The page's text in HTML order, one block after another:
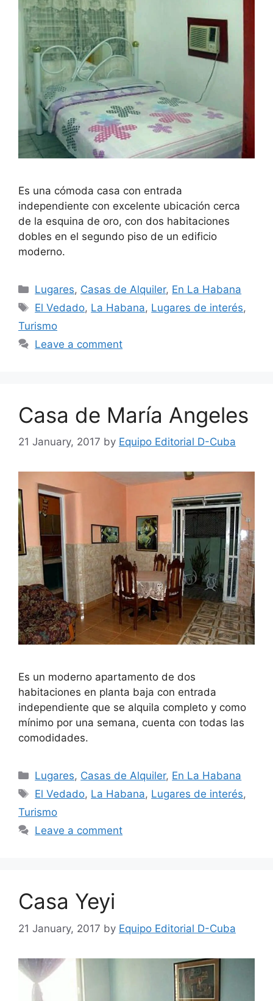
Es una cómoda casa con entrada
independiente con excelente ubicación cerca
de la esquina de oro, con dos habitaciones
dobles en el segundo piso de un edificio
moderno.
Categories
Lugares, Casas de Alquiler, En La Habana
Tags
El Vedado, La Habana, Lugares de interés,
Turismo
Leave a comment
Casa de María Angeles
21 January, 2017 by Equipo Editorial D-Cuba
Es un moderno apartamento de dos
habitaciones en planta baja con entrada
independiente que se alquila completo y como
mínimo por una semana, cuenta con todas las
comodidades.
Categories
Lugares, Casas de Alquiler, En La Habana
Tags
El Vedado, La Habana, Lugares de interés,
Turismo
Leave a comment
Casa Yeyi
21 January, 2017 by Equipo Editorial D-Cuba